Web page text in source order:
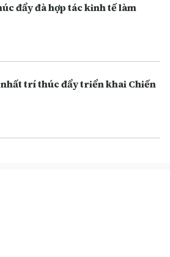
đẩy đà hợp tác kinh tế làm
nhất trí thúc đẩy triển khai Chiến